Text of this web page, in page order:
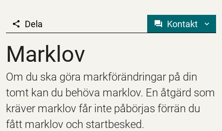
Marklov
Dela Kontakt
Marklov
Om du ska göra markförändringar på din
tomt kan du behöva marklov. En åtgärd som
kräver marklov får inte påbörjas förrän du
fått marklov och startbesked.